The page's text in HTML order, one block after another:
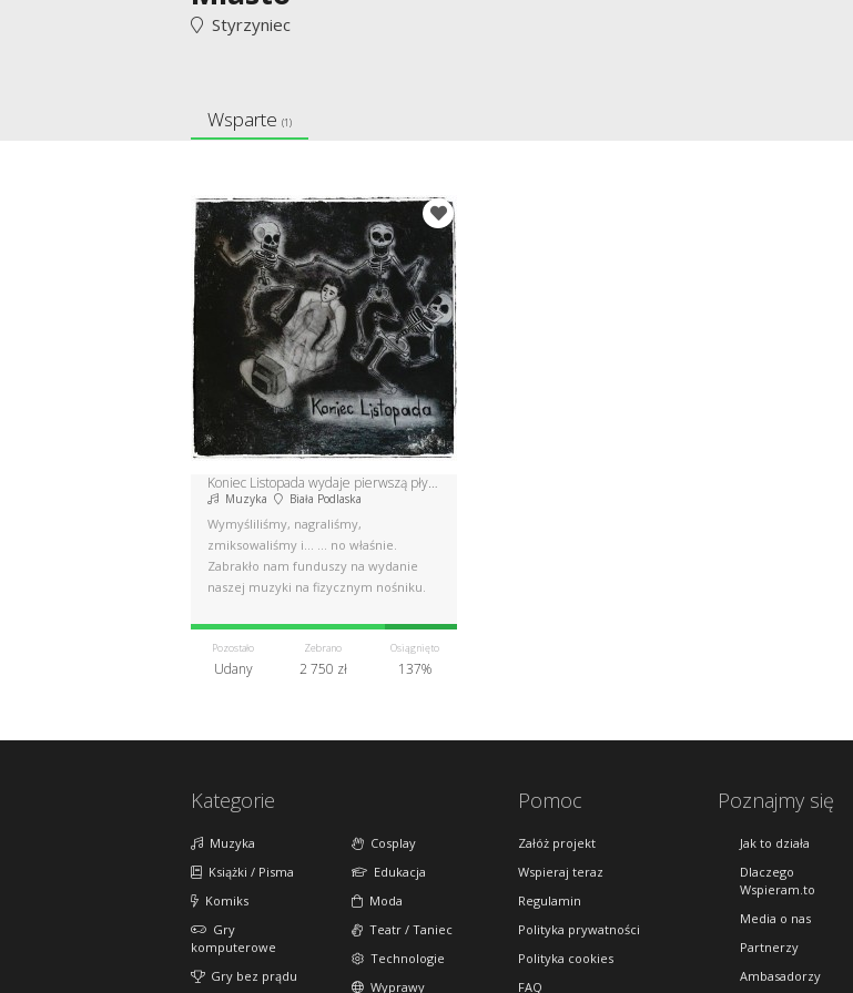
Styrzyniec
Wsparte (1)
Koniec Listopada wydaje pierwszą płytę!
Muzyka Biała Podlaska
Wymyśliliśmy, nagraliśmy,
zmiksowaliśmy i... ... no właśnie.
Zabrakło nam funduszy na wydanie
naszej muzyki na fizycznym nośniku.
Pozostało
Udany
Zebrano
2 750 zł
Osiągnięto
137%
Kategorie
Muzyka
Książki / Pisma
Komiks
Gry
komputerowe
Gry bez prądu
Cosplay
Edukacja
Moda
Teatr / Taniec
Technologie
Wyprawy
Pomoc
Załóż projekt
Wspieraj teraz
Regulamin
Polityka prywatności
Polityka cookies
FAQ
Poznajmy się
Jak to działa
Dlaczego
Wspieram.to
Media o nas
Partnerzy
Ambasadorzy